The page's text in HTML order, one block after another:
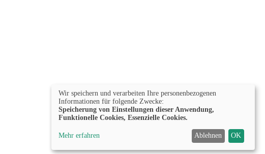
Wir speichern und verarbeiten Ihre personenbezogenen
Informationen für folgende Zwecke:
Speicherung von Einstellungen dieser Anwendung,
Funktionelle Cookies, Essenzielle Cookies.
Mehr erfahren Ablehnen OK